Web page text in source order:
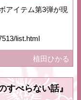
アイテム第3弾が現
list.html
植田ひかる
すべらない話』